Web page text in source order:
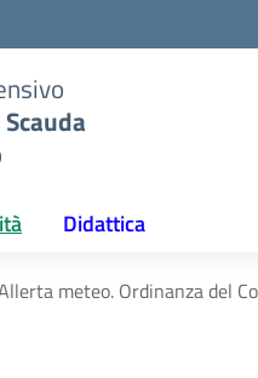
Didattica
meteo. Ordinanza del